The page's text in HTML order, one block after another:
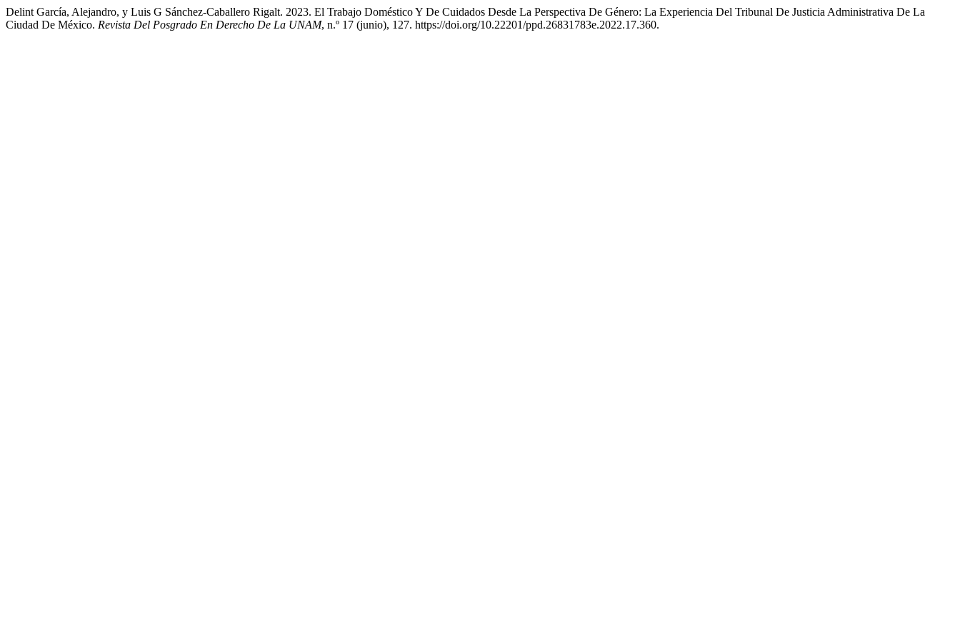
Delint García, Alejandro, y Luis G Sánchez-Caballero Rigalt. 2023. El Trabajo Doméstico Y De Cuidados Desde La Perspectiva De Género: La Experiencia Del Tribunal De Justicia Administrativa De La
Ciudad De México. Revista Del Posgrado En Derecho De La UNAM, n.º 17 (junio), 127. https://doi.org/10.22201/ppd.26831783e.2022.17.360.